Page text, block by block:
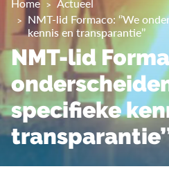
Home
Actueel
NMT-lid Formaco: ‘’We
kennis en transparantie’’
NMT-lid
specifieke